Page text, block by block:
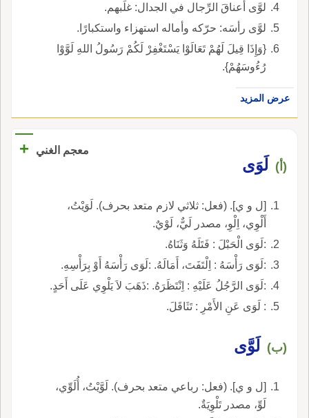
لوَّى أعناقَ الرِّجال في الجدال: غلَبهم.
لوَّى رأسَه: حرّكه وأماله استهزاء واستكبارًا.
{وَإِذَا قِيلَ لَهُمْ تَعَالَوْا يَسْتَغْفِرْ لَكُمْ رَسُولُ اللهِ لَوَّوْا
رُءُوسَهُمْ}.
عرض المزيد
معجم الغني +
(أ) لَوَى
[ل و ي]. (فعل: ثلاثي لازم متعد بحرف). لَوَيْتُ،
أَلْوِي، اِلْوِ، مصدر لَيٌّ، لَوْيٌ.
:لَوَى الْحَبْلَ : فَتَلَهُ وَثَنَاهُ.
:لَوَى رَأْسَهُ : اِلْتَفَتَ، أَمَالَهُ. :لَوَى رَأْسَهُ أَوْ بِرَأْسِهِ.
:لَوَى الرَّجُلُ عَلَيْهِ : اِنْتَظَرَهُ. :ذَهَبَ لاَ يَلْوِي عَلَى أَحَدٍ.
: لَوَى عَنِ الأَمْرِ : تَثَاقَلَ.
(ب) لَوَّى
[ل و ي]. (فعل: رباعي متعد بحرف). لَوَّيْتُ، أُلَوِّي،
لَوِّ، مصدر تَلْوِيَةٌ.